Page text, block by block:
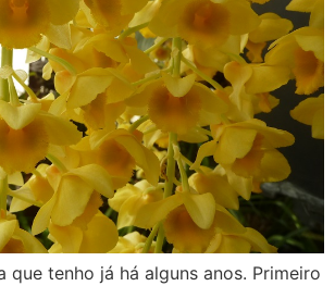
que tenho já há alguns anos. Primeiro